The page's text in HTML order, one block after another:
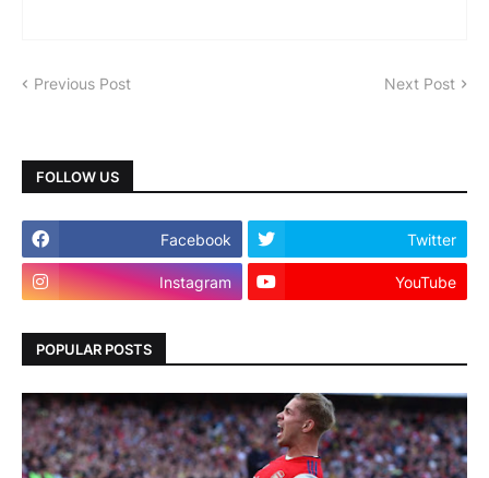
Previous Post Next Post
FOLLOW US
Facebook Twitter
Instagram YouTube
POPULAR POSTS